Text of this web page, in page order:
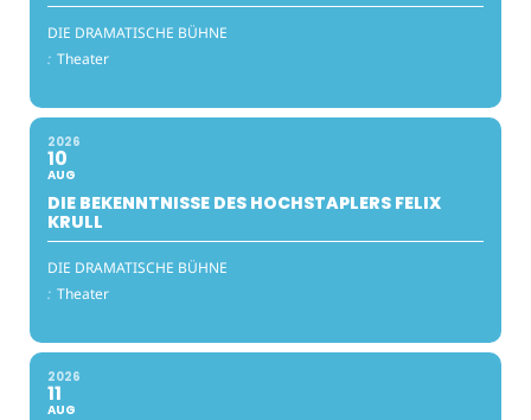
DIE DRAMATISCHE BÜHNE
: Theater
2026
10
AUG
DIE BEKENNTNISSE DES HOCHSTAPLERS FELIX
KRULL
DIE DRAMATISCHE BÜHNE
: Theater
2026
11
AUG